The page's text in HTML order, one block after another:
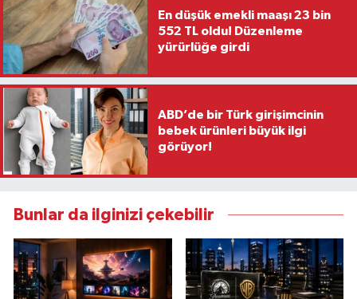
En düşük emekli maaşı 23 bin
552 TL oldu! Düzenleme
yürürlüğe girdi
ABD’de bir Türk girişimcinin
bebek ürünleri büyük ilgi
görüyor!
Bunlar da ilginizi çekebilir